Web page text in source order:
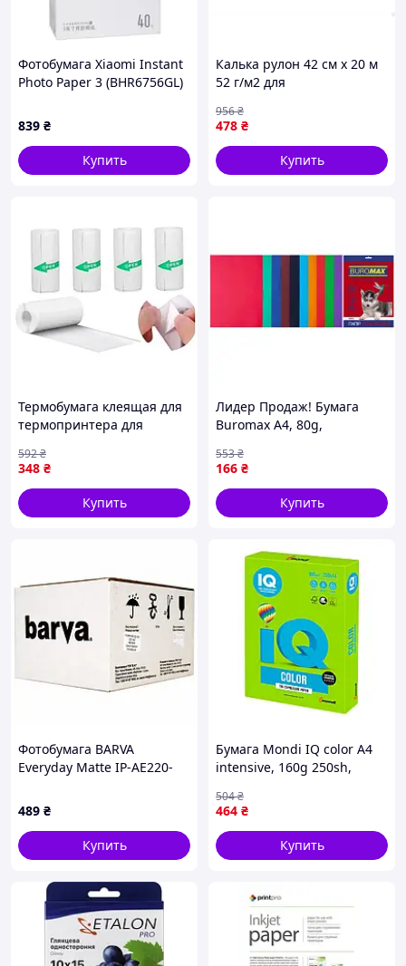
Фотобумага Xiaomi Instant
Photo Paper 3 (BHR6756GL)
839 ₴
Купить
Калька рулон 42 см х 20 м
52 г/м2 для
дизайнерских работ с
высокой прозрачностью
478 ₴
956₴
Купить
Термобумага клеящая для
термопринтера для
14147
348 ₴
592₴
Купить
Лидер Продаж! Бумага
Buromax А4, 80g,
50sh (BM.2721950-99) -
КлікБай
166 ₴
553₴
Купить
Фотобумага BARVA
Everyday Matte IP-AE220-
489 ₴
Купить
Бумага Mondi IQ color А4
intensive, 160g 250sh,
(MA42/A4/160/IQ) —
Доступный
464 ₴
504₴
Купить